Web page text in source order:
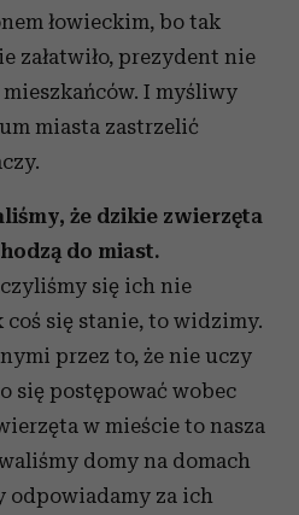
łowieckim, bo tak
załatwiło, prezydent nie
I myśliwy
miasta zastrzelić
że dzikie zwierzęta
do miast.
się ich nie
coś się stanie, to widzimy.
przez to, że nie uczy
się postępować wobec
w mieście to nasza
domy na domach
odpowiadamy za ich